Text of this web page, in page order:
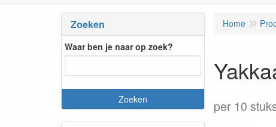
Zoeken
Waar ben je naar op zoek?
Home
per 10